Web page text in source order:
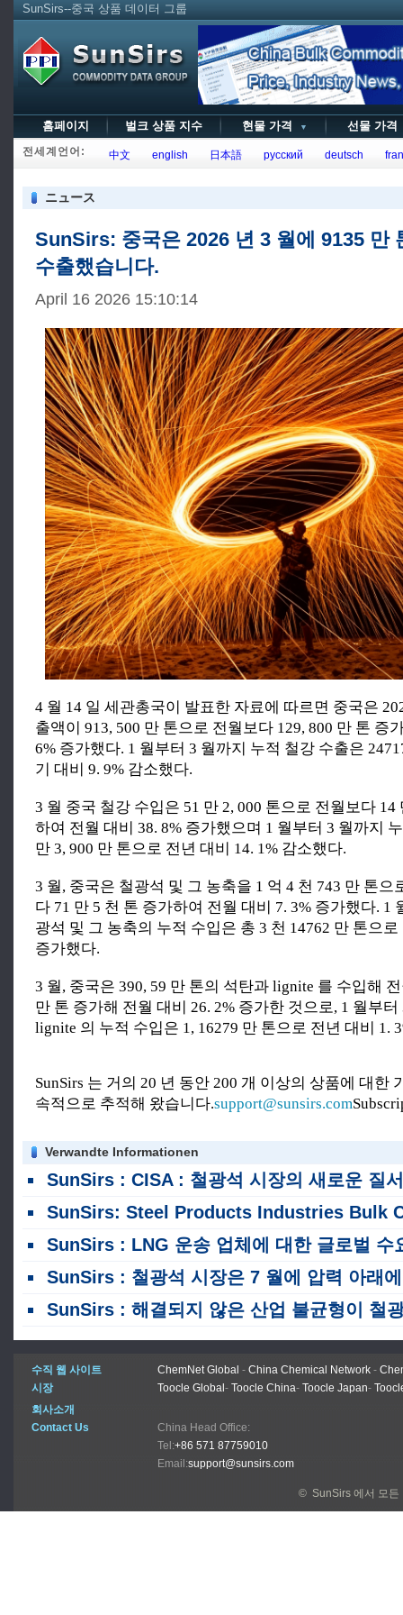
SunSirs--중국 상품 데이터 그룹
홈페이지 벌크 상품 지수 현물 가격 ▼ 선물 가
전세계언어: 中文 english 日本語 русский deutsch
ニュース
SunSirs: 중국은 2026 년 3 월에 9135 만
수출했습니다.
April 16 2026 15:10:14
4 월 14 일 세관총국이 발표한 자료에 따르면 중국은
출액이 913, 500 만 톤으로 전월보다 129, 800 만 톤 증
6% 증가했다. 1 월부터 3 월까지 누적 철강 수출은
기 대비 9. 9% 감소했다.
3 월 중국 철강 수입은 51 만 2, 000 톤으로 전월보다 14
하여 전월 대비 38. 8% 증가했으며 1 월부터 3 월까지
만 3, 900 만 톤으로 전년 대비 14. 1% 감소했다.
3 월, 중국은 철광석 및 그 농축을 1 억 4 천 743 만 톤으
다 71 만 5 천 톤 증가하여 전월 대비 7. 3% 증가했다. 1
광석 및 그 농축의 누적 수입은 총 3 천 14762 만 톤으로
증가했다.
3 월, 중국은 390, 59 만 톤의 석탄과 lignite 를 수입해
만 톤 증가해 전월 대비 26. 2% 증가한 것으로, 1 월부
lignite 의 누적 수입은 1, 16279 만 톤으로 전년 대비 1.
SunSirs 는 거의 20 년 동안 200 개 이상의 상품에 대한
속적으로 추적해 왔습니다.support@sunsirs.com
Verwandte Informationen
SunSirs : CISA : 철광석 시장의 새로운 질서가 점차적으로 형성되고 있습니다.
SunSirs: Steel Products Industries Bulk Commodity Intelligence (2026 년 8 월 5
SunSirs : LNG 운송 업체에 대한 글로벌 수요는 2035 년까지 550 선박으로 치솟을 것입
SunSirs : 철광석 시장은 7 월에 압력 아래에서 부진한 반등과 변동을 보았으며 8 월까지 계속 될 추세
SunSirs : 해결되지 않은 산업 불균형이 철광석 가격에 압력을 가합니
수직 웹 사이트 ChemNet Global - China Chemical Network -
시장
Toocle Global - Toocle China- Toocle Japan-
회사소개
Contact Us
China Head Office:
Tel:+86 571 87759010
Email:support@sunsirs.com
© SunSirs 에서 모